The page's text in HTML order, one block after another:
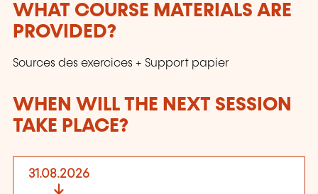
WHAT COURSE MATERIALS ARE
PROVIDED?
Sources des exercices + Support papier
WHEN WILL THE NEXT SESSION
TAKE PLACE?
31.08.2026